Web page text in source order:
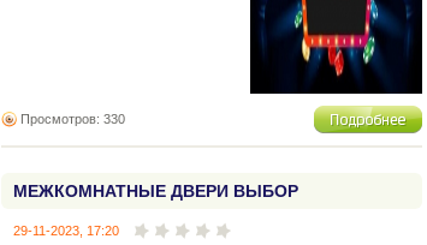
Просмотров: 330
МЕЖКОМНАТНЫЕ ДВЕРИ ВЫБОР
29-11-2023, 17:20